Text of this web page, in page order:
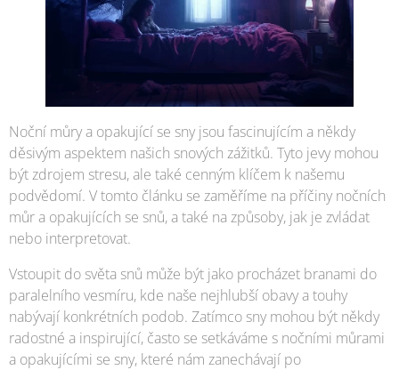
Noční můry a opakující se sny jsou fascinujícím a někdy
děsivým aspektem našich snových zážitků. Tyto jevy mohou
být zdrojem stresu, ale také cenným klíčem k našemu
podvědomí. V tomto článku se zaměříme na příčiny nočních
můr a opakujících se snů, a také na způsoby, jak je zvládat
nebo interpretovat.
Vstoupit do světa snů může být jako procházet branami do
paralelního vesmíru, kde naše nejhlubší obavy a touhy
nabývají konkrétních podob. Zatímco sny mohou být někdy
radostné a inspirující, často se setkáváme s nočními můrami
a opakujícími se sny, které nám zanechávají po